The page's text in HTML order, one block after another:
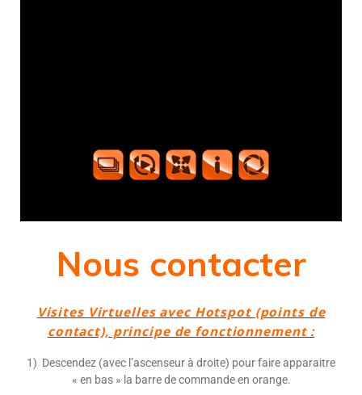
Nous contacter
Visites Virtuelles avec Hotspot (points de
contact), principe de fonctionnement :
1) Descendez (avec l’ascenseur à droite) pour faire apparaitre
« en bas » la barre de commande en orange.